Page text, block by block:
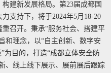
建新发展格局。第23届成都国
支持下，将于2024年5月18-20
召开。秉承“服务社会、搭建平
和理念，以“自主创新、数字安
为目的，打造“成都立体安全防
、线上线下展示、展前展后跟踪